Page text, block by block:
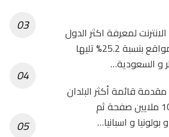
لمعرفة اكثر الدول
دخولا إلى أحد اشهر المواقع الإباحية، تبيّن تصدر الولايات المتحدة لعدد الزيارات إلى هذه المواقع بنسبة 25.2% تليها
قائمة أكثر البلدان
امتلاكا لصفحات جنسية بنصيب يتعدى 244.5 مليون صفحة تليها ألمانيا بنصيب يبلغ أكثر من 10 ملايين صفحة ثم